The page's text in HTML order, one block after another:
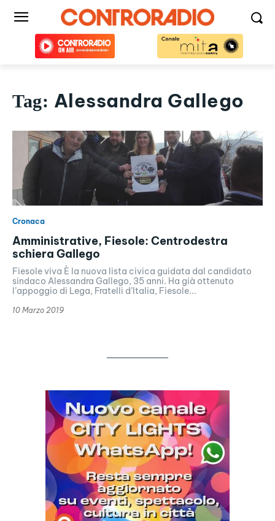
Tag: Alessandra Gallego
Cronaca
Amministrative, Fiesole: Centrodestra
schiera Gallego
Fiesole viva È la nuova lista civica guidata dal candidato
sindaco Alessandra Gallego, 35 anni. Ha già ottenuto
l’appoggio di Lega, Fratelli d’Italia, Fiesole...
10 Marzo 2019